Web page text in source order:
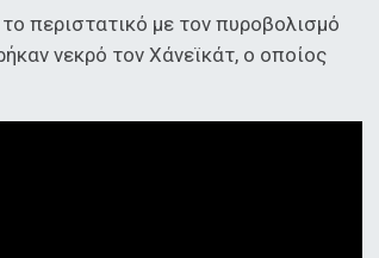
περιστατικό με τον πυροβολισμό
νεκρό τον Χάνεϊκάτ, ο οποίος